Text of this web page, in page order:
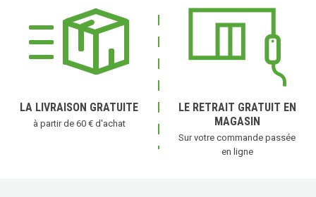
LA LIVRAISON GRATUITE
à partir de 60 € d'achat
LE RETRAIT GRATUIT EN
MAGASIN
Sur votre commande passée
en ligne